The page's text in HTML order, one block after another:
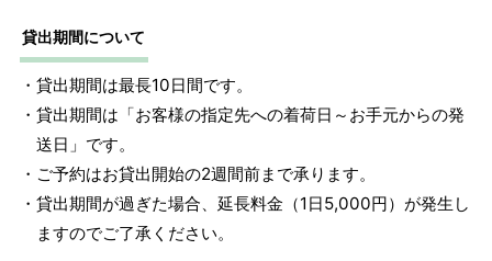
2 鯨尺寸法となりますので上表の cm はおおよその長さとな
ります。
貸出期間について
・貸出期間は最長10日間です。
・貸出期間は「お客様の指定先への着荷日～お手元からの発
送日」です。
・ご予約はお貸出開始の2週間前まで承ります。
・貸出期間が過ぎた場合、延長料金（1日5,000円）が発生し
ますのでご了承ください。